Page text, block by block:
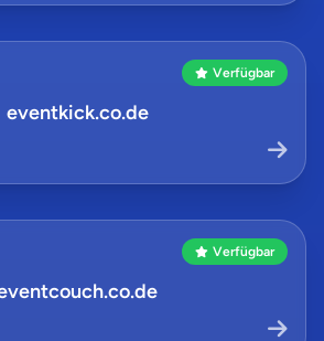
Verfügbar
eventkick.co.de
Verfügbar